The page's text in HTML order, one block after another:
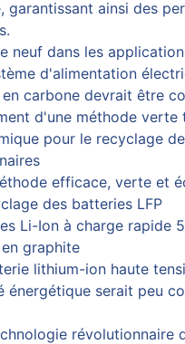
garantissant ainsi des
neuf dans les
d'alimentation
carbone devrait être
d'une méthode verte
pour le recyclage
efficace, verte et
des batteries LFP
Li-Ion à charge rapide
graphite
lithium-ion haute
énergétique serait peu
révolutionnaire